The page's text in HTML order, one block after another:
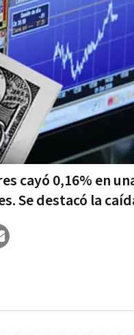
cayó 0,16% en
Se destacó la